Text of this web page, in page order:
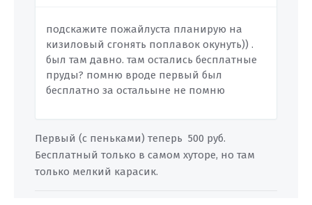
подскажите пожайлуста планирую на
кизиловый сгонять поплавок окунуть)) .
был там давно. там остались бесплатные
пруды? помню вроде первый был
бесплатно за остальыне не помню
Первый (с пеньками) теперь 500 руб.
Бесплатный только в самом хуторе, но там
только мелкий карасик.